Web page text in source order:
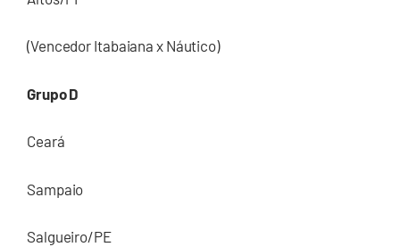
(Vencedor Itabaiana x Náutico)
Grupo D
Ceará
Sampaio
Salgueiro/PE